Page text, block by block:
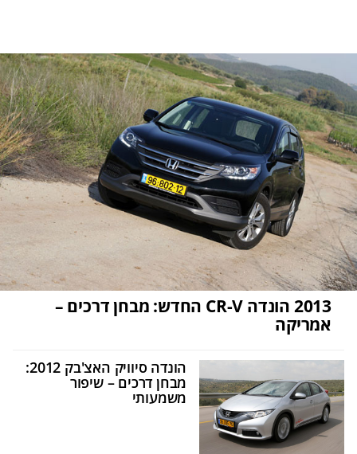
2013 הונדה CR-V החדש: מבחן דרכים –
אמריקה
הונדה סיוויק האצ'בק 2012:
מבחן דרכים – שיפור
משמעותי